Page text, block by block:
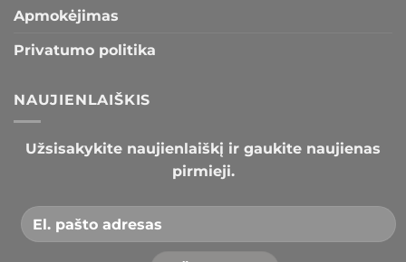
Apmokėjimas
Privatumo politika
NAUJIENLAIŠKIS
Užsisakykite naujienlaiškį ir gaukite naujienas
pirmieji.